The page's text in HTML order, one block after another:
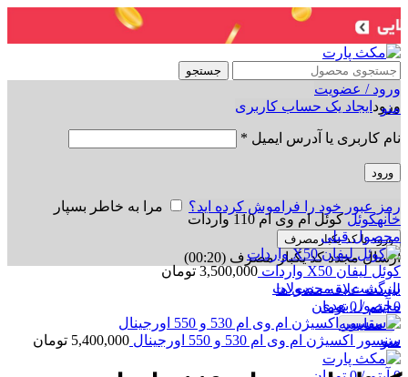
جستجو
ورود / عضویت
ورود ایجاد یک حساب کاربری
نام کاربری یا آدرس ایمیل *
ورود
رمز عبور خود را فراموش کرده اید؟ مرا به خاطر بسپار
ورود با کد یکبارمصرف
ارسال مجدد کد یکبار مصرف (00:
20
)
لیست علاقه مندی ها
0 آیتم /
0 تومان
0 مقایسه
منو
منو
برای بزرگنمایی کلیک کنید
خانهکوئلکوئل ام وی ام 110 واردات
محصول قبلی
کوئل لیفان X50 واردات 3,500,000 تومان
بازگشت به محصولات
محصول بعدی
سنسور اکسیژن ام وی ام 530 و 550 اورجینال 5,400,000 تومان